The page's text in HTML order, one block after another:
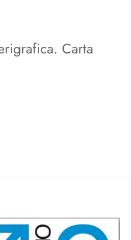
Carta